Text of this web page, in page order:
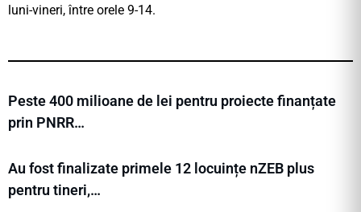
luni-vineri, între orele 9-14.
Peste 400 milioane de lei pentru proiecte finanțate
prin PNRR…
Au fost finalizate primele 12 locuințe nZEB plus
pentru tineri,…